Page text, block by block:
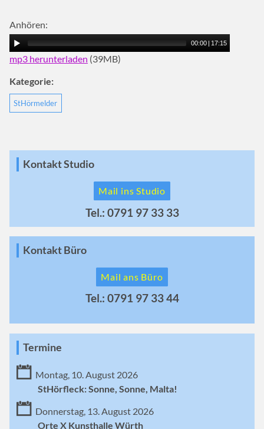
Anhören:
00:00 | 17:15
mp3 herunterladen (39MB)
Kategorie:
StHörmelder
Kontakt Studio
Mail ins Studio
Tel.: 0791 97 33 33
Kontakt Büro
Mail ans Büro
Tel.: 0791 97 33 44
Termine
Montag, 10. August 2026
StHörfleck: Sonne, Sonne, Malta!
Donnerstag, 13. August 2026
Orte X Kunsthalle Würth